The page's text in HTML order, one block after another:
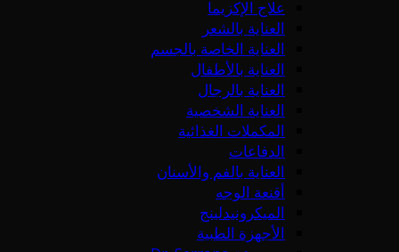
علاج الإكزيما
العناية بالشعر
العناية الخاصة بالجسم
العناية بالأطفال
العناية بالرجال
العناية الشخصية
المكملات الغذائية
الدفاعات
العناية بالفم والأسنان
أقنعة الوجه
الميكرونيدلينج
الأجهزة الطبية